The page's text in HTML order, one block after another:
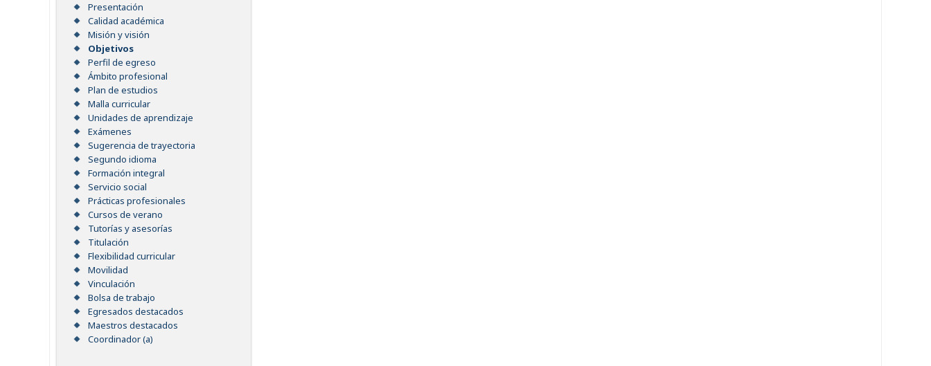
Presentación
Calidad académica
Misión y visión
Objetivos
Perfil de egreso
Ámbito profesional
Plan de estudios
Malla curricular
Unidades de aprendizaje
Exámenes
Sugerencia de trayectoria
Segundo idioma
Formación integral
Servicio social
Prácticas profesionales
Cursos de verano
Tutorías y asesorías
Titulación
Flexibilidad curricular
Movilidad
Vinculación
Bolsa de trabajo
Egresados destacados
Maestros destacados
Coordinador (a)